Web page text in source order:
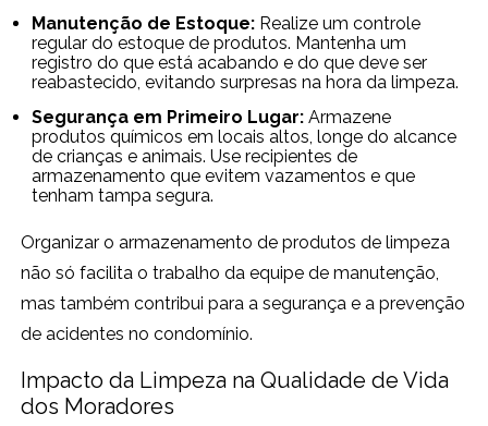
Manutenção de Estoque: Realize um controle
regular do estoque de produtos. Mantenha um
registro do que está acabando e do que deve ser
reabastecido, evitando surpresas na hora da limpeza.
Segurança em Primeiro Lugar: Armazene
produtos químicos em locais altos, longe do alcance
de crianças e animais. Use recipientes de
armazenamento que evitem vazamentos e que
tenham tampa segura.
Organizar o armazenamento de produtos de limpeza
não só facilita o trabalho da equipe de manutenção,
mas também contribui para a segurança e a prevenção
de acidentes no condomínio.
Impacto da Limpeza na Qualidade de Vida
dos Moradores